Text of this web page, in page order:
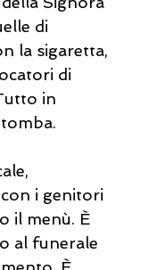
di
la sigaretta,
di
in
i genitori
il menù. È
al funerale